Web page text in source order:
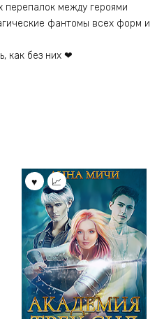
перепалок между героями
фантомы всех форм и
как без них ❤